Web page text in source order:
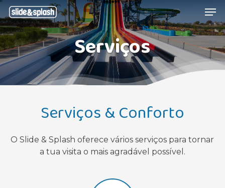
Skip
to
main
content
Serviços
Serviços & Conforto
O Slide & Splash oferece vários serviços para tornar
a tua visita o mais agradável possível.